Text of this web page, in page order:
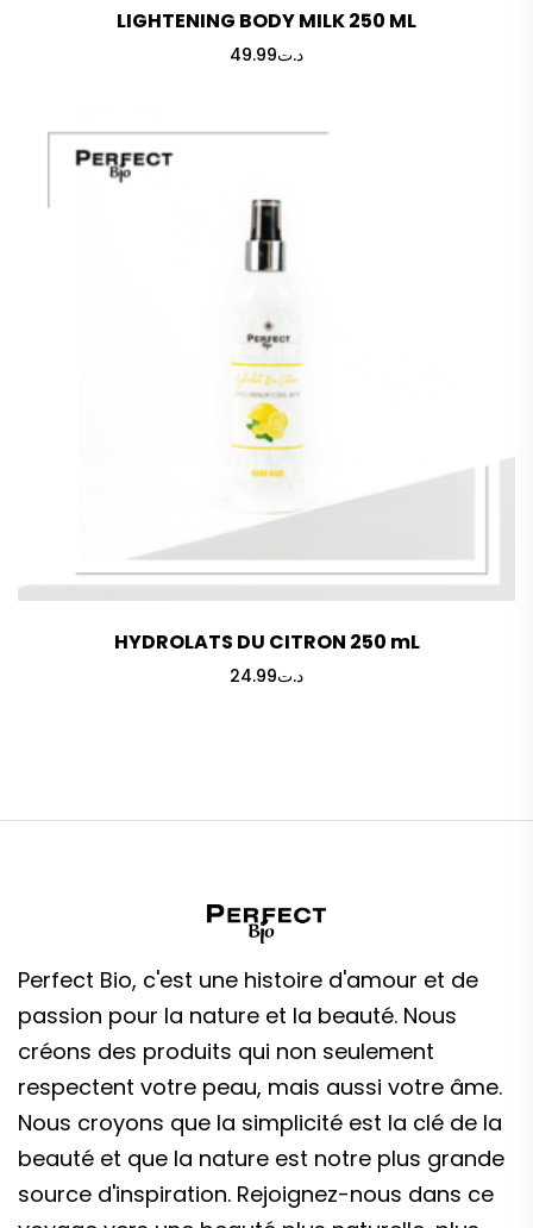
LIGHTENING BODY MILK 250 ML
د.ت49.99
HYDROLATS DU CITRON 250 mL
د.ت24.99
Perfect Bio, c'est une histoire d'amour et de
passion pour la nature et la beauté. Nous
créons des produits qui non seulement
respectent votre peau, mais aussi votre âme.
Nous croyons que la simplicité est la clé de la
beauté et que la nature est notre plus grande
source d'inspiration. Rejoignez-nous dans ce